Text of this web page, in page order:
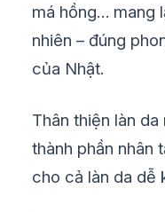
má hồng… mang
nhiên – đúng
của Nhật.
Thân thiện làn
thành phần nhân
cho cả làn da dễ